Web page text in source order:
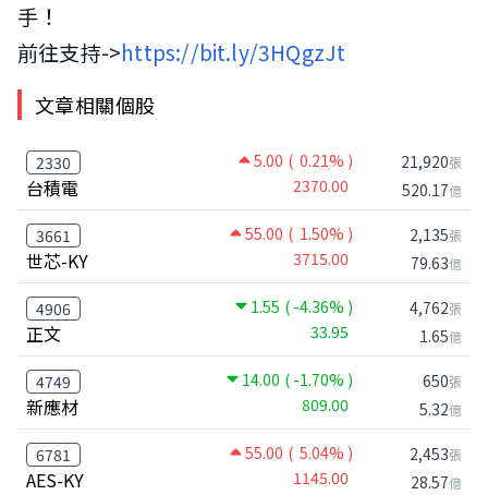
手！
前往支持->https://bit.ly/3HQgzJt
文章相關個股
2330 5.00 ( 0.21% )
台積電 2370.00
21,920張
520.17億
3661 55.00 ( 1.50% )
世芯-KY 3715.00
2,135張
79.63億
4906 1.55 ( -4.36% )
正文 33.95
4,762張
1.65億
4749 14.00 ( -1.70% )
新應材 809.00
650張
5.32億
6781 55.00 ( 5.04% )
AES-KY 1145.00
2,453張
28.57億